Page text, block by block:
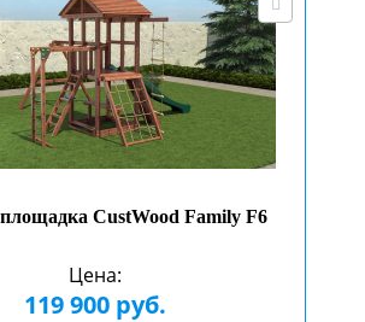
CustWood Family F6
Цена:
119 900 руб.